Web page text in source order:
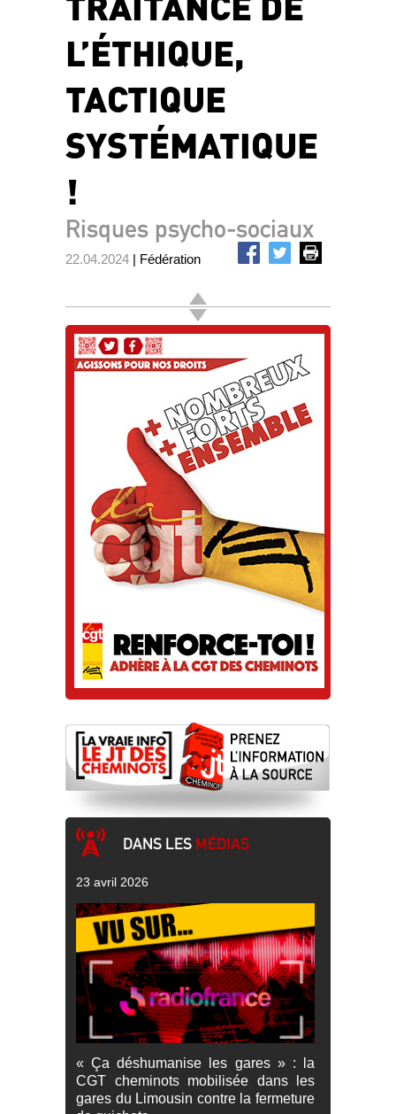
L’ÉTHIQUE,
TACTIQUE
SYSTÉMATIQUE
!
Risques psycho-sociaux
22.04.2024 | Fédération
DANS LES MÉDIAS
23 avril 2026
« Ça déshumanise les gares » : la
CGT cheminots mobilisée dans les
gares du Limousin contre la fermeture